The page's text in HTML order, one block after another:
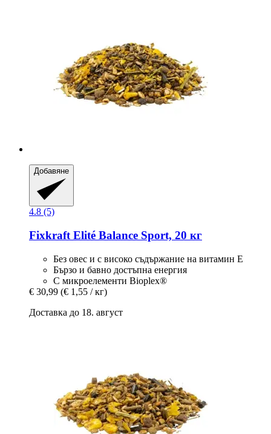
Добавяне
4.8 (5)
Fixkraft Elité Balance Sport, 20 кг
Без овес и с високо съдържание на витамин Е
Бързо и бавно достъпна енергия
С микроелементи Bioplex®
€ 30,99 (€ 1,55 / кг)
Доставка до 18. август